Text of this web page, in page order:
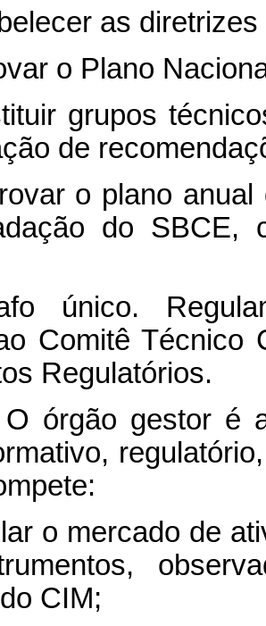
as
o Plano
grupos
de
o plano
do SBCE,
único.
Comitê Técnico
Regulatórios.
órgão gestor é
o mercado de
CIM;